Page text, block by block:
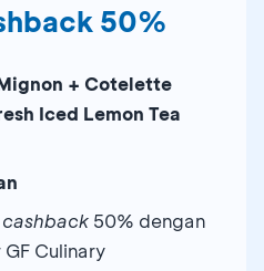
50%
+ Cotelette
Iced Lemon Tea
cashback 50% dengan
Culinary